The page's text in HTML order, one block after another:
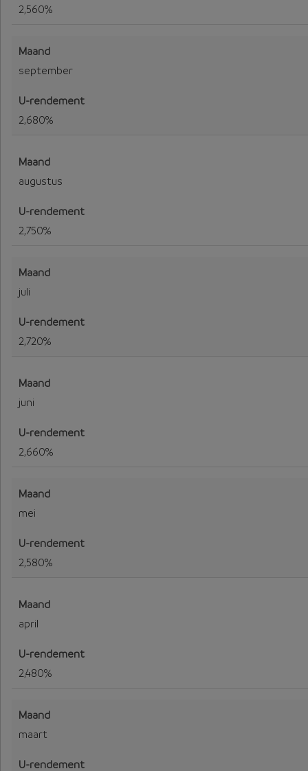
2,560%
september
2,680%
augustus
2,750%
juli
2,720%
juni
2,660%
mei
2,580%
april
2,480%
maart